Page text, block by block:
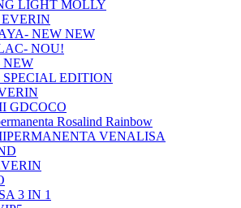
LIGHT MOLLY
NEW NEW
NOU!
NEW
EDITION
GDCOCO
Rosalind Rainbow
VENALISA
3 IN 1